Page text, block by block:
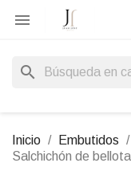

search
Inicio Embutidos
Salchichón de